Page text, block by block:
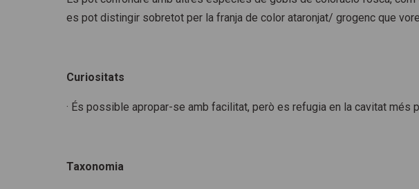
es pot distingir sobretot per la franja de color ataronjat/ grogenc que
Curiositats
· És possible apropar-se amb facilitat, però es refugia en la cavitat més
Taxonomia